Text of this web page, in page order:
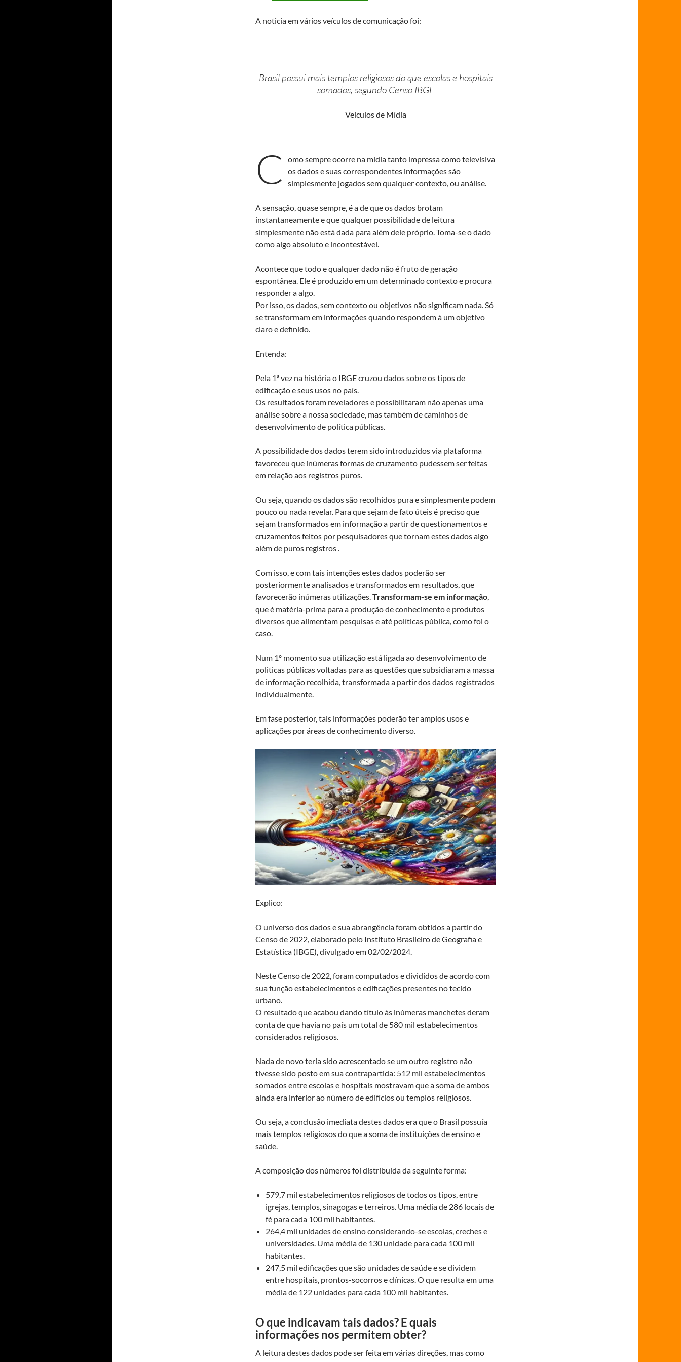
A noticia em vários veículos de comunicação foi:
Brasil possui mais templos religiosos do que escolas e hospitais
somados, segundo Censo IBGE
Veículos de Mídia
C
omo sempre ocorre na mídia tanto impressa como televisiva
os dados e suas correspondentes informações são
simplesmente jogados sem qualquer contexto, ou análise.
A sensação, quase sempre, é a de que os dados brotam
instantaneamente e que qualquer possibilidade de leitura
simplesmente não está dada para além dele próprio. Toma-se o dado
como algo absoluto e incontestável.
Acontece que todo e qualquer dado não é fruto de geração
espontânea. Ele é produzido em um determinado contexto e procura
responder a algo.
Por isso, os dados, sem contexto ou objetivos não significam nada. Só
se transformam em informações quando respondem à um objetivo
claro e definido.
Entenda:
Pela 1ª vez na história o IBGE cruzou dados sobre os tipos de
edificação e seus usos no país.
Os resultados foram reveladores e possibilitaram não apenas uma
análise sobre a nossa sociedade, mas também de caminhos de
desenvolvimento de política públicas.
A possibilidade dos dados terem sido introduzidos via plataforma
favoreceu que inúmeras formas de cruzamento pudessem ser feitas
em relação aos registros puros.
Ou seja, quando os dados são recolhidos pura e simplesmente podem
pouco ou nada revelar. Para que sejam de fato úteis é preciso que
sejam transformados em informação a partir de questionamentos e
cruzamentos feitos por pesquisadores que tornam estes dados algo
além de puros registros .
Com isso, e com tais intenções estes dados poderão ser
posteriormente analisados e transformados em resultados, que
favorecerão inúmeras utilizações.Transformam-se em informação,
que é matéria-prima para a produção de conhecimento e produtos
diversos que alimentam pesquisas e até políticas pública, como foi o
caso.
Num 1º momento sua utilização está ligada ao desenvolvimento de
politicas públicas voltadas para as questões que subsidiaram a massa
de informação recolhida, transformada a partir dos dados registrados
individualmente.
Em fase posterior, tais informações poderão ter amplos usos e
aplicações por áreas de conhecimento diverso.
Explico:
O universo dos dados e sua abrangência foram obtidos a partir do
Censo de 2022, elaborado pelo Instituto Brasileiro de Geografia e
Estatística (IBGE), divulgado em 02/02/2024.
Neste Censo de 2022, foram computados e divididos de acordo com
sua função estabelecimentos e edificações presentes no tecido
urbano.
O resultado que acabou dando título às inúmeras manchetes deram
conta de que havia no país um total de 580 mil estabelecimentos
considerados religiosos.
Nada de novo teria sido acrescentado se um outro registro não
tivesse sido posto em sua contrapartida: 512 mil estabelecimentos
somados entre escolas e hospitais mostravam que a soma de ambos
ainda era inferior ao número de edifícios ou templos religiosos.
Ou seja, a conclusão imediata destes dados era que o Brasil possuía
mais templos religiosos do que a soma de instituições de ensino e
saúde.
A composição dos números foi distribuída da seguinte forma:
579,7 mil estabelecimentos religiosos de todos os tipos, entre
igrejas, templos, sinagogas e terreiros. Uma média de 286 locais de
fé para cada 100 mil habitantes.
264,4 mil unidades de ensino considerando-se escolas, creches e
universidades. Uma média de 130 unidade para cada 100 mil
habitantes.
247,5 mil edificações que são unidades de saúde e se dividem
entre hospitais, prontos-socorros e clínicas. O que resulta em uma
média de 122 unidades para cada 100 mil habitantes.
O que indicavam tais dados? E quais
informações nos permitem obter?
A leitura destes dados pode ser feita em várias direções, mas como